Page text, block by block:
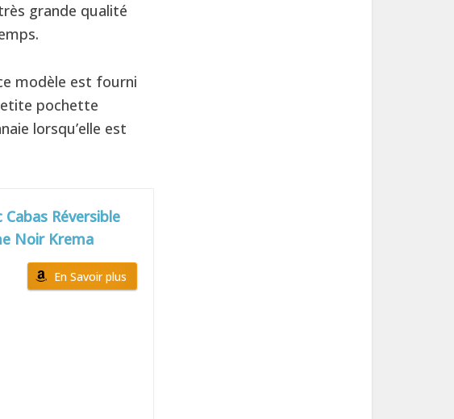
grande qualité
modèle est fourni
pochette
lorsqu’elle est
Cabas Réversible
Noir Krema
En Savoir plus